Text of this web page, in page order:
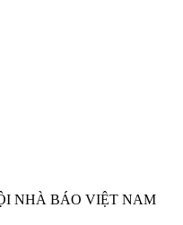
NHÀ BÁO VIỆT NAM